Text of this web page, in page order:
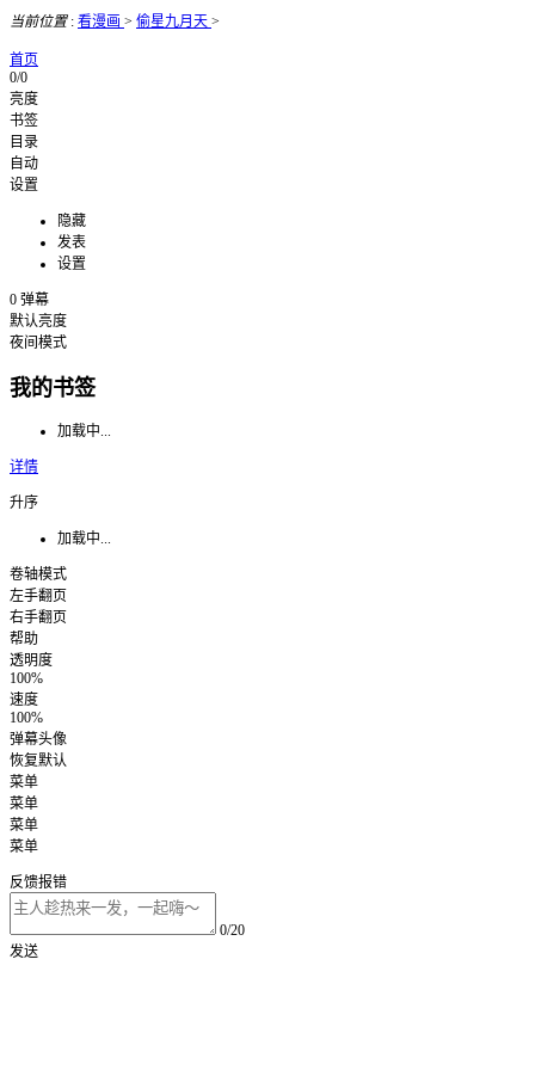
当前位置: 看漫画 > 偷星九月天 >
首页
0/0
亮度
书签
目录
自动
设置
隐藏
发表
设置
0 弹幕
默认亮度
夜间模式
我的书签
加载中...
详情
升序
加载中...
卷轴模式
左手翻页
右手翻页
帮助
透明度
100%
速度
100%
弹幕头像
恢复默认
菜单
菜单
菜单
菜单
反馈报错
0/20
发送